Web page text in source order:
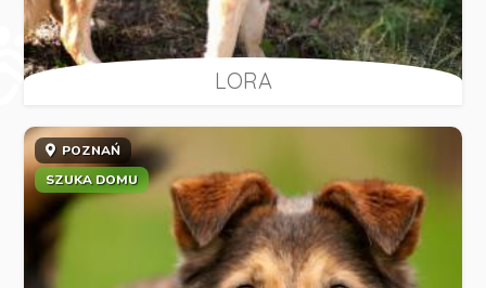
LORA
POZNAŃ
SZUKA DOMU